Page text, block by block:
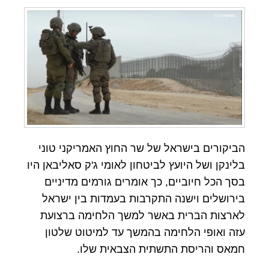
הביקורים בישראל של שר החוץ האמריקני טוני
בלינקן ושל היועץ לביטחון לאומי ג'ק סאליבאן היו
בסך הכל חיוביים, כך אומרים גורמים מדיניים
בירושלים וישנה התקרבות בעמדות בין ישראל
לארצות הברית באשר למשך הלחימה ברצועת
עזה ואופי הלחימה בהמשך עד למיטוט שלטון
חמאס והריסת התשתית הצבאית שלו.